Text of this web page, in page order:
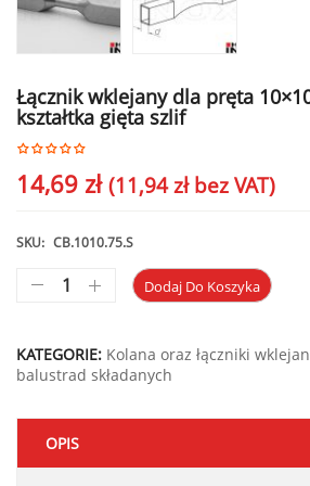
Łącznik wklejany dla pręta
kształtka gięta szlif
14,69 zł (11,94złbez VAT)
SKU: CB.1010.75.S
Dodaj Do Koszyka
KATEGORIE: Kolana oraz łączniki
balustrad składanych
OPIS